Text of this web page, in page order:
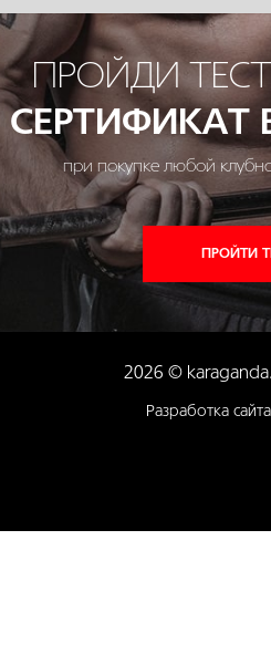
ПРОЙДИ
СЕРТИФИКАТ
при покупке любой
ПРОЙТИ
2026 ©
Разработка